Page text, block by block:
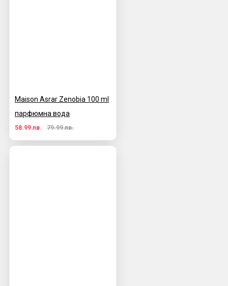
Maison Asrar Zenobia 100 ml
парфюмна вода
58.99 лв. 79.99 лв.